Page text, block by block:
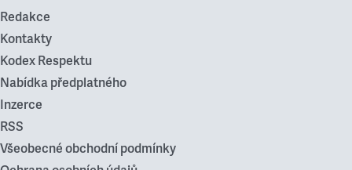
Redakce
Kontakty
Kodex Respektu
Nabídka předplatného
Inzerce
RSS
Všeobecné obchodní podmínky